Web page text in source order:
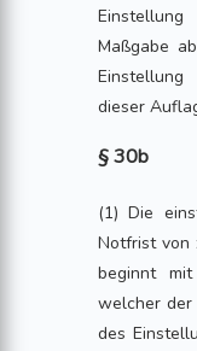
Maßgabe
dieser
§ 30b
(1) Die
Notfrist von
beginnt
welcher der
des